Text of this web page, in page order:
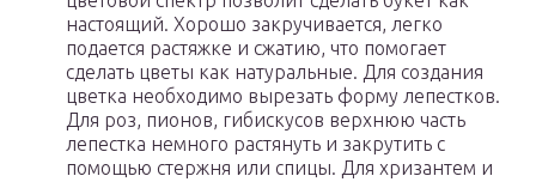
настоящий. Хорошо закручивается, легко
подается растяжке и сжатию, что помогает
сделать цветы как натуральные. Для создания
цветка необходимо вырезать форму лепестков.
Для роз, пионов, гибискусов верхнюю часть
лепестка немного растянуть и закрутить с
помощью стержня или спицы. Для хризантем и